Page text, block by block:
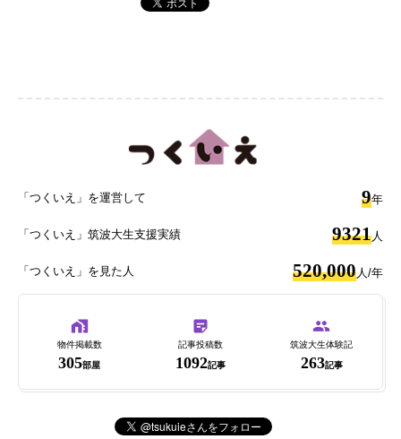
「つくいえ」を運営して 9年
「つくいえ」筑波大生支援実績 9321人
「つくいえ」を見た人 520,000人/年
物件掲載数
305部屋
記事投稿数
1092記事
筑波大生体験記
263記事